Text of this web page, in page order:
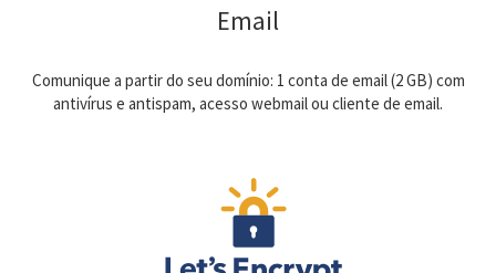
Email
Comunique a partir do seu domínio: 1 conta de email (2 GB) com
antivírus e antispam, acesso webmail ou cliente de email.